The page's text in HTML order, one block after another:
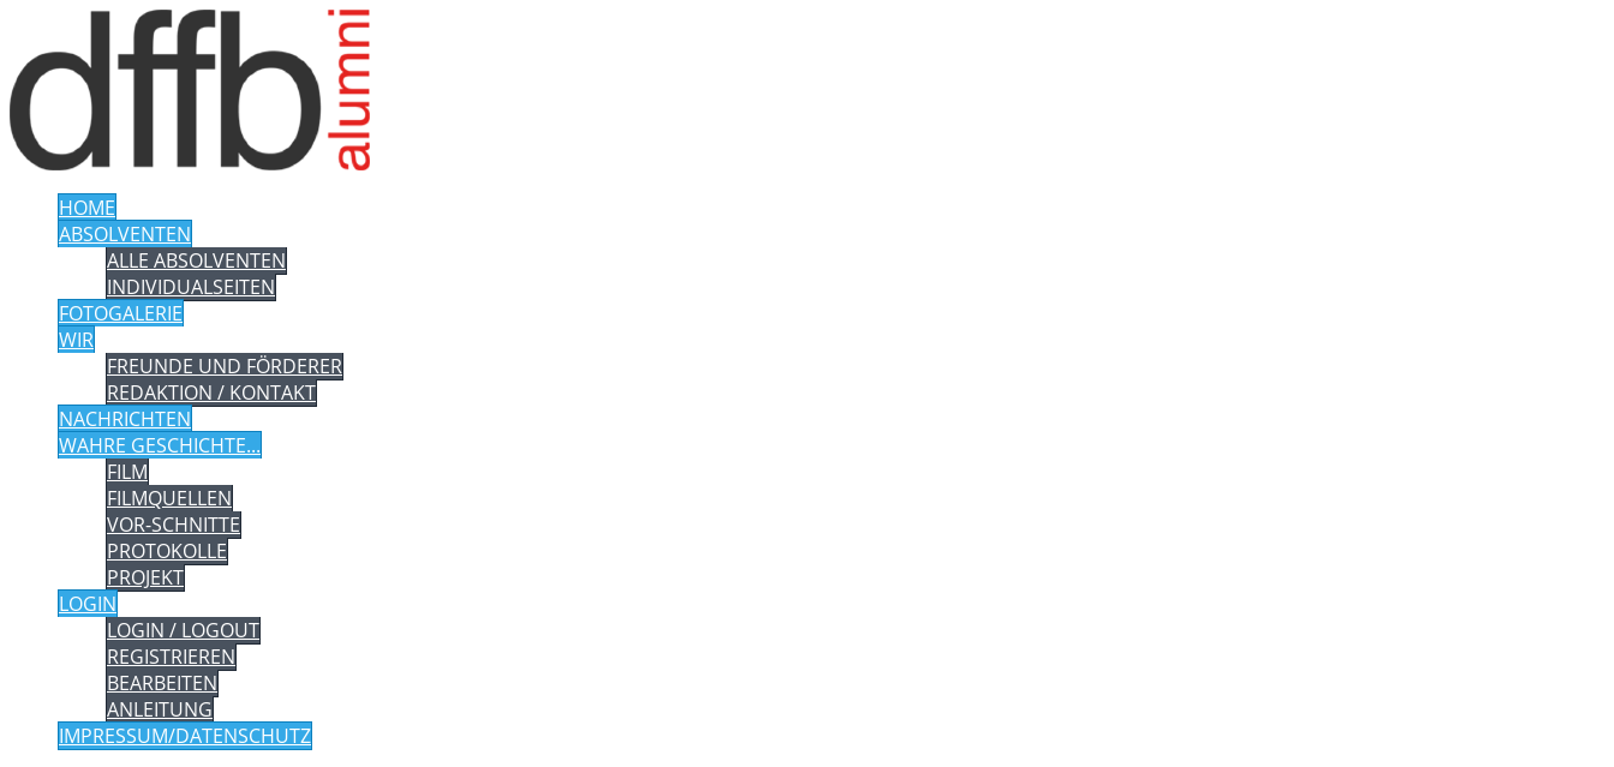
HOME
ABSOLVENTEN
ALLE ABSOLVENTEN
INDIVIDUALSEITEN
FOTOGALERIE
WIR
FREUNDE UND FÖRDERER
REDAKTION / KONTAKT
NACHRICHTEN
WAHRE GESCHICHTE...
FILM
FILMQUELLEN
VOR-SCHNITTE
PROTOKOLLE
PROJEKT
LOGIN
LOGIN / LOGOUT
REGISTRIEREN
BEARBEITEN
ANLEITUNG
IMPRESSUM/DATENSCHUTZ